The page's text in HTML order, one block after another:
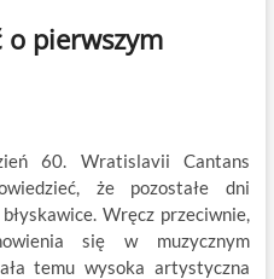
o pierwszym
60. Wratislavii Cantans
że pozostałe dni
Wręcz przeciwnie,
się w muzycznym
temu wysoka artystyczna